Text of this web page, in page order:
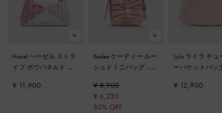
Hazel ヘーゼル ストラ
イプ ボウパネルド ハ
ピンク
¥ 11,900
Kadee ケーディー ルー
シュドミニバッグ- オ
¥ 8,900
¥ 6,230
30% OFF
Lyla ライラ チュ
ーバケットバッ
¥ 12,900